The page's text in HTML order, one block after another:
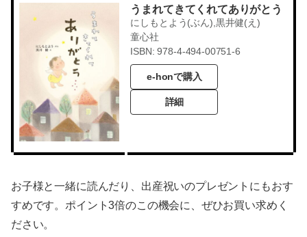
うまれてきてくれてありがとう
にしもとよう(ぶん),黒井健(え)
童心社
ISBN: 978-4-494-00751-6
e-honで購入
詳細
お子様と一緒に読んだり、出産祝いのプレゼントにもおす
すめです。ポイント3倍のこの機会に、ぜひお買い求めく
ださい。